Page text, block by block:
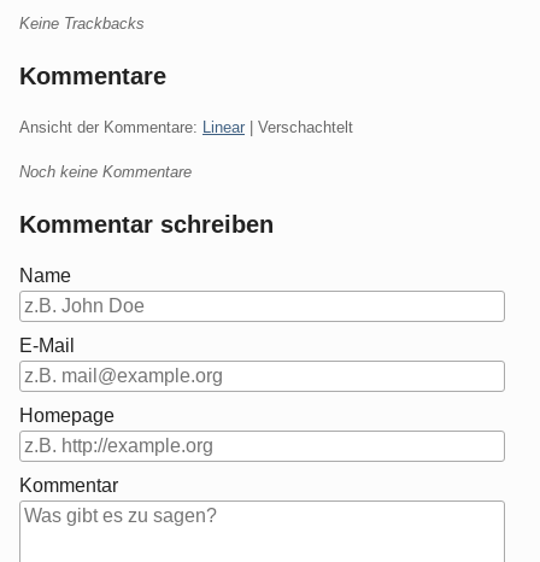
Keine Trackbacks
Kommentare
Ansicht der Kommentare: Linear | Verschachtelt
Noch keine Kommentare
Kommentar schreiben
Name
E-Mail
Homepage
Kommentar